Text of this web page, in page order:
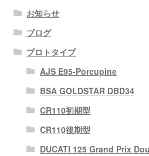
お知らせ
ブログ
プロトタイプ
AJS E95-Porcupine
BSA GOLDSTAR DBD34
CR110初期型
CR110後期型
DUCATI 125 Grand Prix